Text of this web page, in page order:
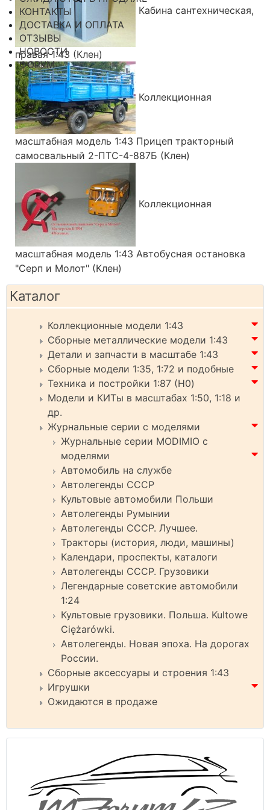
КОНТАКТЫ
ДОСТАВКА И ОПЛАТА
ОТЗЫВЫ
НОВОСТИ
ФОРУМ
Кабина сантехническая,
правая 1:43 (Клен)
Коллекционная
масштабная модель 1:43 Прицеп тракторный
самосвальный 2-ПТС-4-887Б (Клен)
Коллекционная
масштабная модель 1:43 Автобусная остановка
"Серп и Молот" (Клен)
Каталог
Коллекционные модели 1:43
Сборные металлические модели 1:43
Детали и запчасти в масштабе 1:43
Сборные модели 1:35, 1:72 и подобные
Техника и постройки 1:87 (H0)
Модели и КИТы в масштабах 1:50, 1:18 и
др.
Журнальные серии с моделями
Журнальные серии MODIMIO с
моделями
Автомобиль на службе
Автолегенды СССР
Культовые автомобили Польши
Автолегенды Румынии
Автолегенды СССР. Лучшее.
Тракторы (история, люди, машины)
Календари, проспекты, каталоги
Автолегенды СССР. Грузовики
Легендарные советские автомобили
1:24
Культовые грузовики. Польша. Kultowe
Ciężarówki.
Автолегенды. Новая эпоха. На дорогах
России.
Сборные аксессуары и строения 1:43
Игрушки
Ожидаются в продаже